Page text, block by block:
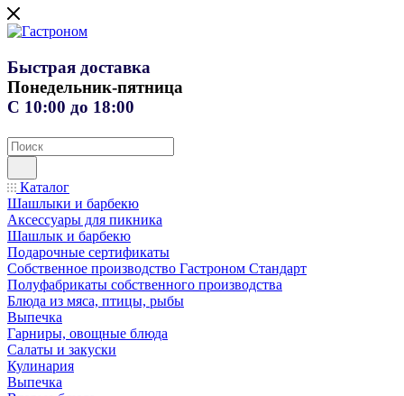
Быстрая доставка
Понедельник-пятница
С 10:00 до 18:00
Каталог
Шашлыки и барбекю
Аксессуары для пикника
Шашлык и барбекю
Подарочные сертификаты
Собственное производство Гастроном Стандарт
Полуфабрикаты собственного производства
Блюда из мяса, птицы, рыбы
Выпечка
Гарниры, овощные блюда
Салаты и закуски
Кулинария
Выпечка